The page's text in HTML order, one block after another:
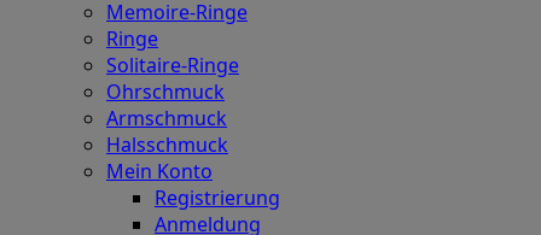
Memoire-Ringe
Ringe
Solitaire-Ringe
Ohrschmuck
Armschmuck
Halsschmuck
Mein Konto
Registrierung
Anmeldung